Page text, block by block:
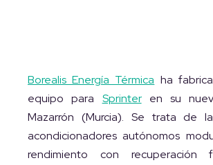
Borealis Energía Térmica ha
equipo para Sprinteren su
Mazarrón (Murcia). Se trata de
acondicionadores autónomos
rendimiento con recuperación